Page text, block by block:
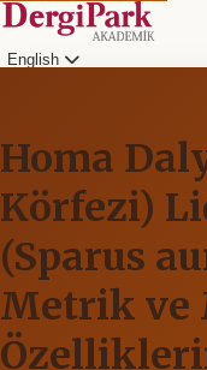
English
Homa
Körfezi)
(Sparus
Metrik ve